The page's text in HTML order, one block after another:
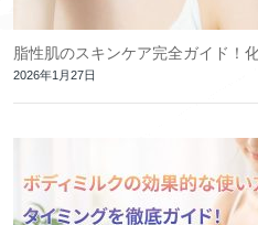
脂性肌のスキンケア完全ガイド！
2026年1月27日